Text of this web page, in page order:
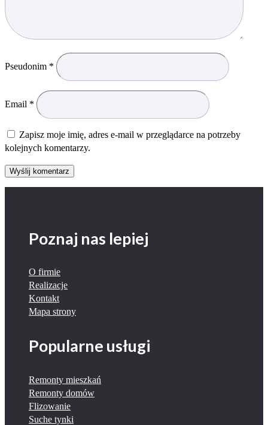
Pseudonim *
Email *
Zapisz moje imię, adres e-mail w przeglądarce na potrzeby
kolejnych komentarzy.
Wyślij komentarz
Poznaj nas lepiej
O firmie
Realizacje
Kontakt
Mapa strony
Popularne usługi
Remonty mieszkań
Remonty domów
Flizowanie
Suche tynki